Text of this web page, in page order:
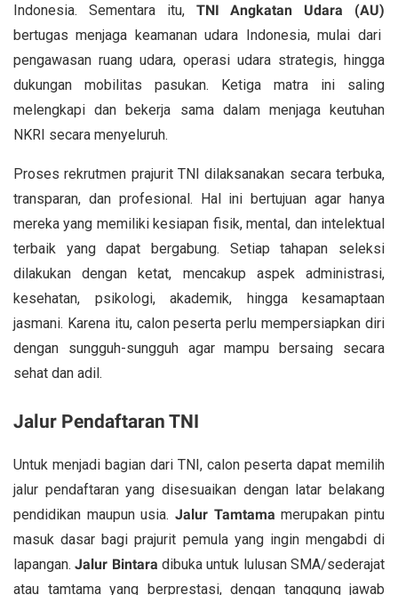
Indonesia. Sementara itu, TNI Angkatan Udara (AU)
bertugas menjaga keamanan udara Indonesia, mulai dari
pengawasan ruang udara, operasi udara strategis, hingga
dukungan mobilitas pasukan. Ketiga matra ini saling
melengkapi dan bekerja sama dalam menjaga keutuhan
NKRI secara menyeluruh.
Proses rekrutmen prajurit TNI dilaksanakan secara terbuka,
transparan, dan profesional. Hal ini bertujuan agar hanya
mereka yang memiliki kesiapan fisik, mental, dan intelektual
terbaik yang dapat bergabung. Setiap tahapan seleksi
dilakukan dengan ketat, mencakup aspek administrasi,
kesehatan, psikologi, akademik, hingga kesamaptaan
jasmani. Karena itu, calon peserta perlu mempersiapkan diri
dengan sungguh-sungguh agar mampu bersaing secara
sehat dan adil.
Jalur Pendaftaran TNI
Untuk menjadi bagian dari TNI, calon peserta dapat memilih
jalur pendaftaran yang disesuaikan dengan latar belakang
pendidikan maupun usia. Jalur Tamtama merupakan pintu
masuk dasar bagi prajurit pemula yang ingin mengabdi di
lapangan.Jalur Bintara dibuka untuk lulusan SMA/sederajat
atau tamtama yang berprestasi, dengan tanggung jawab